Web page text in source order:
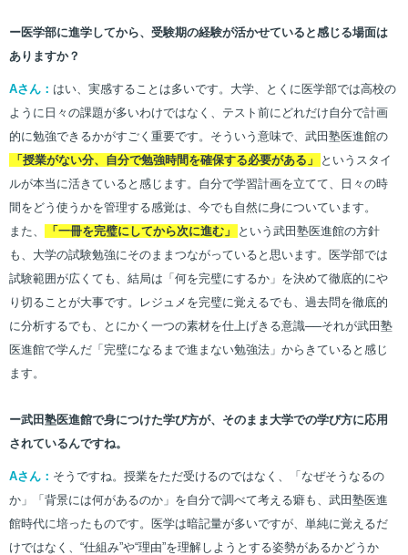
ー医学部に進学してから、受験期の経験が活かせていると感じる場面は
ありますか？
Aさん： はい、実感することは多いです。大学、とくに医学部では高校の
ように日々の課題が多いわけではなく、テスト前にどれだけ自分で計画
的に勉強できるかがすごく重要です。そういう意味で、武田塾医進館の
「授業がない分、自分で勉強時間を確保する必要がある」
というスタイ
ルが本当に活きていると感じます。自分で学習計画を立てて、日々の時
間をどう使うかを管理する感覚は、今でも自然に身についています。
また、
「一冊を完璧にしてから次に進む」
という武田塾医進館の方針
も、大学の試験勉強にそのままつながっていると思います。医学部では
試験範囲が広くても、結局は「何を完璧にするか」を決めて徹底的にや
り切ることが大事です。レジュメを完璧に覚えるでも、過去問を徹底的
に分析するでも、とにかく一つの素材を仕上げきる意識──それが武田塾
医進館で学んだ「完璧になるまで進まない勉強法」からきていると感じ
ます。
ー武田塾医進館で身につけた学び方が、そのまま大学での学び方に応用
されているんですね。
Aさん： そうですね。授業をただ受けるのではなく、「なぜそうなるの
か」「背景には何があるのか」を自分で調べて考える癖も、武田塾医進
館時代に培ったものです。医学は暗記量が多いですが、単純に覚えるだ
けではなく、“仕組み”や“理由”を理解しようとする姿勢があるかどうか